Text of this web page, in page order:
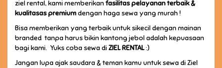
ziel rental, kami memberikanfasilitas pelayanan terbaik &
kualitasas premiumdengan haga sewa yang murah !
Bisa memberikan yang terbaik untuk sikecil dengan mainan
branded tanpa harus bikin kantong jebol adalah kepuasaan
bagi kami. Yuks coba sewa diZIEL RENTAL:)
Jangan lupa ajak saudara & teman kamu untuk sewa di Ziel